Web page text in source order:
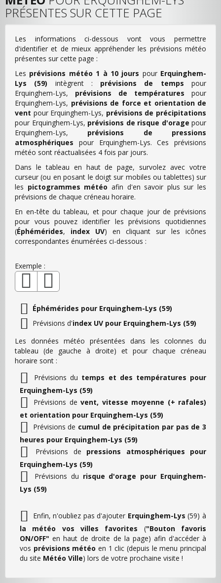
PRÉSENTES SUR CETTE PAGE
Les informations ci-dessous vont vous permettre
d'identifier et de mieux appréhender les prévisions météo
présentes sur cette page :
Les prévisions météo 1 à 10 jours pour Erquinghem-
Lys (59) intègrent : prévisions de temps pour
Erquinghem-Lys, prévisions de températures pour
Erquinghem-Lys, prévisions de force et orientation de
vent pour Erquinghem-Lys, prévisions de précipitations
pour Erquinghem-Lys, prévisions de risque d'orage pour
Erquinghem-Lys, prévisions de pressions
atmosphériques pour Erquinghem-Lys. Ces prévisions
météo sont réactualisées 4 fois par jours.
Dans le tableau en haut de page, survolez avec votre
curseur (ou en posant le doigt sur mobiles ou tablettes) sur
les pictogrammes météo afin d'en savoir plus sur les
prévisions de chaque créneau horaire.
En en-tête du tableau, et pour chaque jour de prévisions
pour vous pouvez identifier les prévisions quotidiennes
(Éphémérides, index UV) en cliquant sur les icônes
correspondantes énumérées ci-dessous :
Exemple :
Éphémérides pour Erquinghem-Lys (59)
Prévisions d'index UV pour Erquinghem-Lys (59)
Les données météo présentées dans les colonnes du
tableau (de gauche à droite) et pour chaque créneau
horaire sont :
Prévisions du temps et des températures pour
Erquinghem-Lys (59)
Prévisions devent, vitesse moyenne (+ rafales)
et orientation pour Erquinghem-Lys (59)
Prévisions de cumul de précipitation par pas de 3
heures pour Erquinghem-Lys (59)
Prévisions de pressions atmosphériques pour
Erquinghem-Lys (59)
Prévisions du risque d'orage pour Erquinghem-
Lys (59)
Enfin, n'oubliez pas d'ajouter Erquinghem-Lys (59) à
la météo vos villes favorites ("Bouton favoris
ON/OFF" en haut de droite de la page) afin d'accéder à
vos prévisions météo en 1 clic (depuis le menu principal
du site Météo Ville) lors de votre prochaine visite !